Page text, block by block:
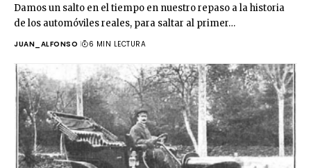
Damos un salto en el tiempo en nuestro repaso a la historia
de los automóviles reales, para saltar al primer…
JUAN_ALFONSO 6 MIN LECTURA